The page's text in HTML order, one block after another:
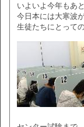
いよいよ今年もあ
今日本には大寒波
生徒たちにとって